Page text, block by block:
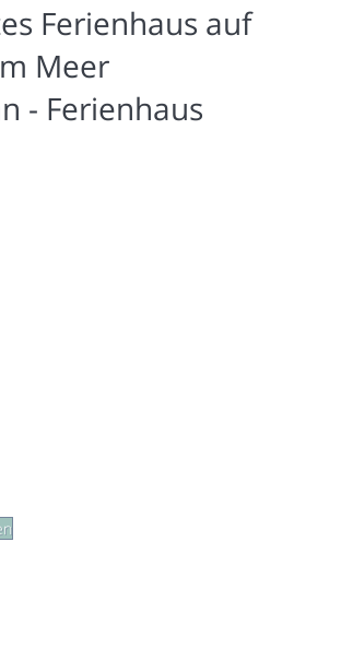
Ferienhaus auf
Meer
- Ferienhaus